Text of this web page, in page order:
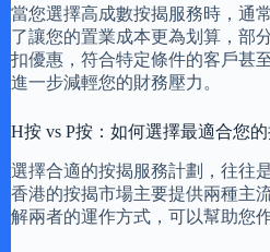
當您選擇高成數按揭服務時，通
了讓您的置業成本更為划算，部
扣優惠，符合特定條件的客戶甚
進一步減輕您的財務壓力。
H按 vs P按：如何選擇最適合您
選擇合適的按揭服務計劃，往往
香港的按揭市場主要提供兩種主
解兩者的運作方式，可以幫助您